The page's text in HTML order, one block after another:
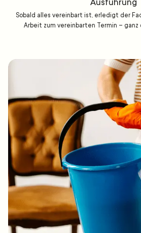
Ausführung
Sobald alles vereinbart ist, erledigt der
Arbeit zum vereinbarten Termin – ganz